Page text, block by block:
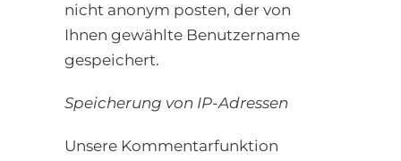
nicht anonym posten, der von
Ihnen gewählte Benutzername
gespeichert.
Speicherung von IP-Adressen
Unsere Kommentarfunktion